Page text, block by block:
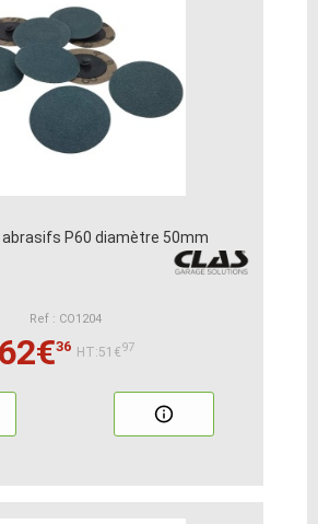
abrasifs P60 diamètre 50mm
Ref : CO1204
62€36 HT:51€97